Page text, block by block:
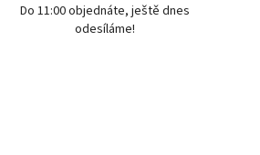
Do 11:00 objednáte, ještě dnes
odesíláme!